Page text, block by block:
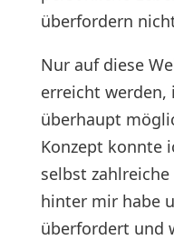
überfordern
Nur auf diese
erreicht
überhaupt
Konzept konnte
selbst
hinter mir habe
überfordert und